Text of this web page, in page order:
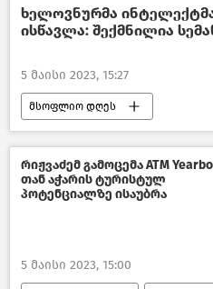
პოლიტიკა ახალი ამბები
ხელოვნურმა ინტელექტმა
ისწავლა: შექმნილია
5 მაისი 2023, 15:27
მსოფლიო დღეს
მსოფლიო მეცნიერული კვლევები
ახალი ამბები
თანამედროვე ტექნოლოგიები
რიჟვაძემ გამოცემა ATM
თან აჭარის ტურისტულ
პოტენციალზე ისაუბრა
5 მაისი 2023, 15:00